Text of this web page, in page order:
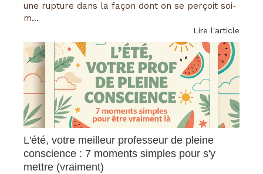
une rupture dans la façon dont on se perçoit soi-
m...
Lire l'article
L'été, votre meilleur professeur de pleine
conscience : 7 moments simples pour s'y
mettre (vraiment)